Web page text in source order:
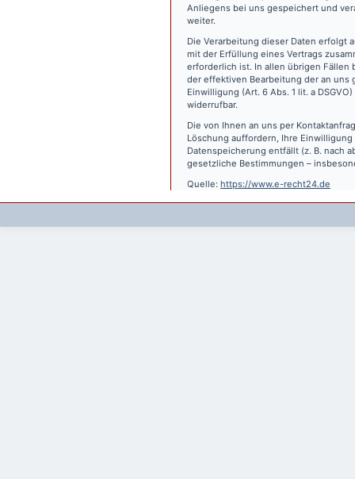
Anliegens bei uns gespeichert und
weiter.
Die Verarbeitung dieser Daten erfolgt
mit der Erfüllung eines Vertrags
erforderlich ist. In allen übrigen Fällen
der effektiven Bearbeitung der an uns
Einwilligung (Art. 6 Abs. 1 lit. a
widerrufbar.
Die von Ihnen an uns per
Löschung auffordern, Ihre
Datenspeicherung entfällt (z. B. nach
gesetzliche Bestimmungen –
Quelle: https://www.e-recht24.de